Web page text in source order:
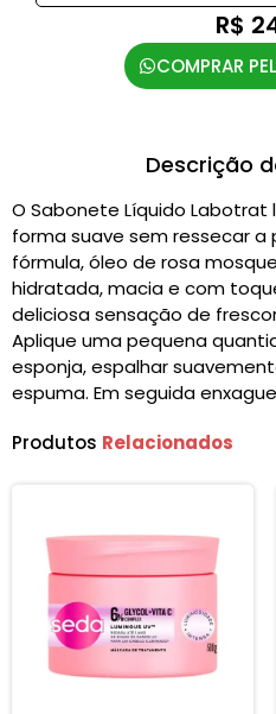
R$
COMPRAR
Descrição
O Sabonete Líquido
forma suave sem ressecar a
fórmula, óleo de rosa
hidratada, macia e com
deliciosa sensação de
Aplique uma pequena
esponja, espalhar
espuma. Em seguida
Produtos Relacionados